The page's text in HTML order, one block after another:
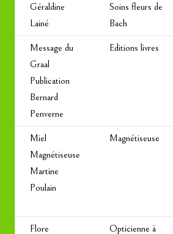
Géraldine
Lainé
Soins fleurs de
Bach
Message du
Graal
Publication
Bernard
Penverne
Editions livres
Miel
Magnétiseuse
Martine
Poulain
Magnétiseuse
Flore
Opticienne à